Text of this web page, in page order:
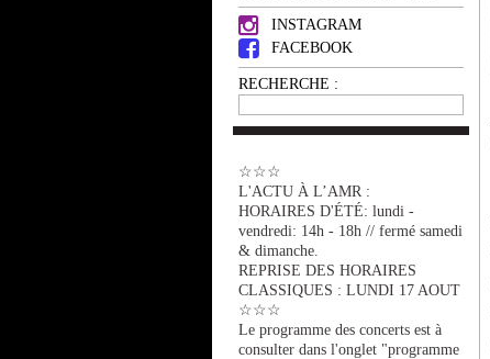
INSTAGRAM
FACEBOOK
RECHERCHE :
☆☆☆
L'ACTU À L’AMR :
HORAIRES D'ÉTÉ: lundi -
vendredi: 14h - 18h // fermé samedi
& dimanche.
REPRISE DES HORAIRES
CLASSIQUES : LUNDI 17 AOUT
☆☆☆
Le programme des concerts est à
consulter dans l'onglet "programme